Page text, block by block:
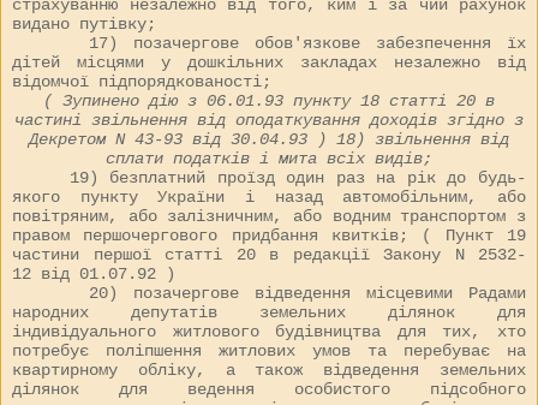
страхуванню незалежно від того, ким і за чий рахунок
видано путівку;
17) позачергове обов'язкове забезпечення їх
дітей місцями у дошкільних закладах незалежно від
відомчої підпорядкованості;
( Зупинено дію з 06.01.93 пункту 18 статті 20 в
частині звільнення від оподаткування доходів згідно з
Декретом N 43-93 від 30.04.93 ) 18) звільнення від
сплати податків і мита всіх видів;
19) безплатний проїзд один раз на рік до будь-
якого пункту України і назад автомобільним, або
повітряним, або залізничним, або водним транспортом з
правом першочергового придбання квитків; ( Пункт 19
частини першої статті 20 в редакції Закону N 2532-
12 від 01.07.92 )
20) позачергове відведення місцевими Радами
народних депутатів земельних ділянок для
індивідуального житлового будівництва для тих, хто
потребує поліпшення житлових умов та перебуває на
квартирному обліку, а також відведення земельних
ділянок для ведення особистого підсобного